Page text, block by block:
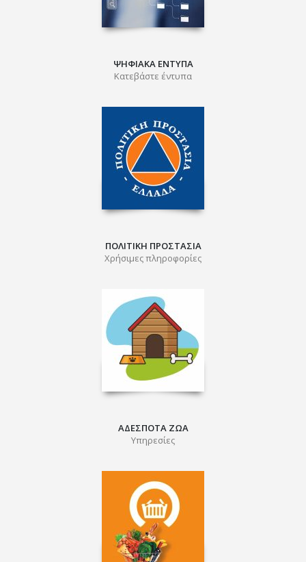
ΨΗΦΙΑΚΑ ΕΝΤΥΠΑ
Κατεβάστε έντυπα
ΠΟΛΙΤΙΚΗ ΠΡΟΣΤΑΣΙΑ
Χρήσιμες πληροφορίες
ΑΔΕΣΠΟΤΑ ΖΩΑ
Υπηρεσίες